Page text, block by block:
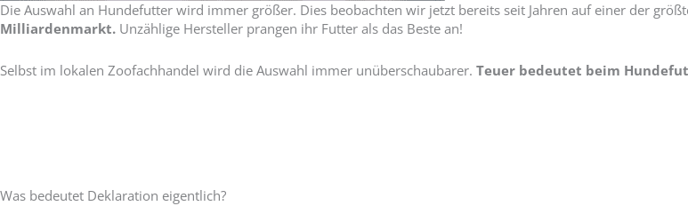
Die Auswahl an Hundefutter wird immer größer. Dies beobachten wir jetzt bereits seit Jahren auf einer der
Milliardenmarkt. Unzählige Hersteller prangen ihr Futter als das Beste an!
Selbst im lokalen Zoofachhandel wird die Auswahl immer unüberschaubarer. Teuer bedeutet beim
Was bedeutet Deklaration eigentlich?